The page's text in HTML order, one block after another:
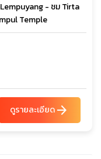
Lempuyang - ชม Tirta
Temple
ดูรายละเอียดarrow_forward